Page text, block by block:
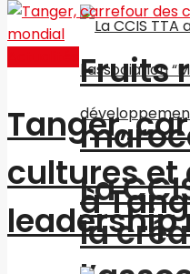
La
la
Fruits
à
Tanger,
cultures et
leadership